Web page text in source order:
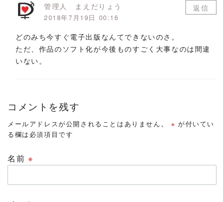
管理人 まえだりょう
2018年7月19日 00:16
返信
どのみち今すぐ電子出版なんてできないのさ。
ただ、作品のソフト化が今後ものすごく大事なのは間違
いない。
コメントを残す
メールアドレスが公開されることはありません。 ※ が付いてい
る欄は必須項目です
名前 ※